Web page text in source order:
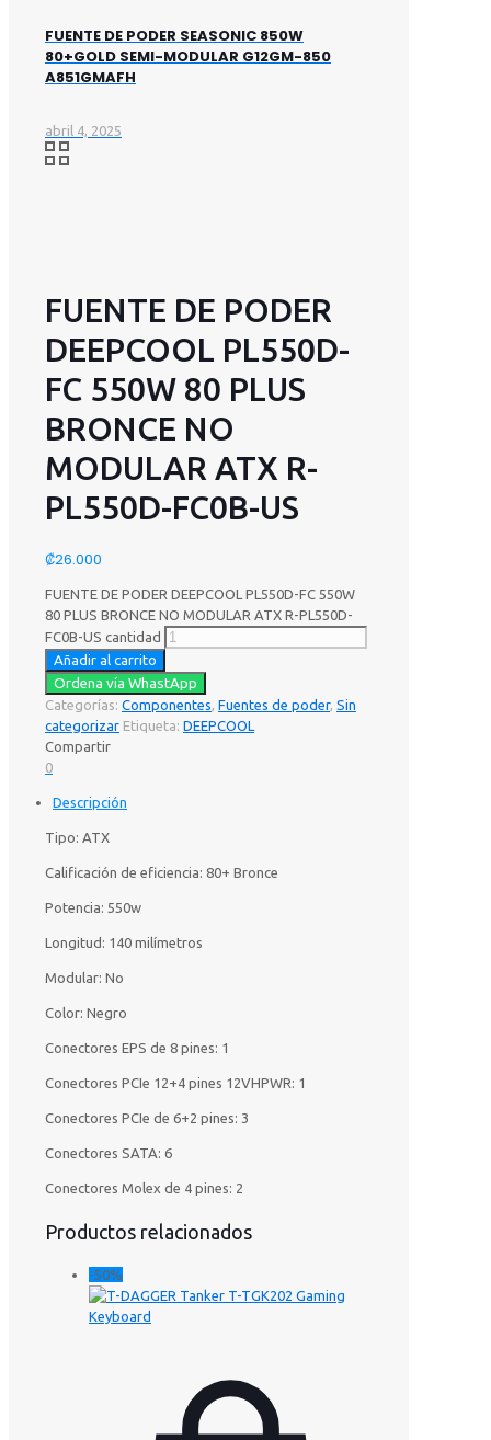
FUENTE DE PODER SEASONIC 850W
80+GOLD SEMI-MODULAR G12GM-850
A851GMAFH
abril 4, 2025
FUENTE DE PODER
DEEPCOOL PL550D-
FC 550W 80 PLUS
BRONCE NO
MODULAR ATX R-
PL550D-FC0B-US
₡26.000
FUENTE DE PODER DEEPCOOL PL550D-FC 550W
80 PLUS BRONCE NO MODULAR ATX R-PL550D-
FC0B-US cantidad
Añadir al carrito
Ordena vía WhastApp
Categorías: Componentes, Fuentes de poder, Sin
categorizar Etiqueta: DEEPCOOL
Compartir
0
Descripción
Tipo: ATX
Calificación de eficiencia: 80+ Bronce
Potencia: 550w
Longitud: 140 milímetros
Modular: No
Color: Negro
Conectores EPS de 8 pines: 1
Conectores PCIe 12+4 pines 12VHPWR: 1
Conectores PCIe de 6+2 pines: 3
Conectores SATA: 6
Conectores Molex de 4 pines: 2
Productos relacionados
-50%